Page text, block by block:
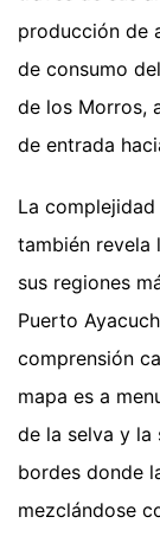
producción de
de consumo
de los Morros,
de entrada
La
también revela
sus regiones
Puerto
comprensión
mapa es a
de la selva y la
bordes donde
mezclándose